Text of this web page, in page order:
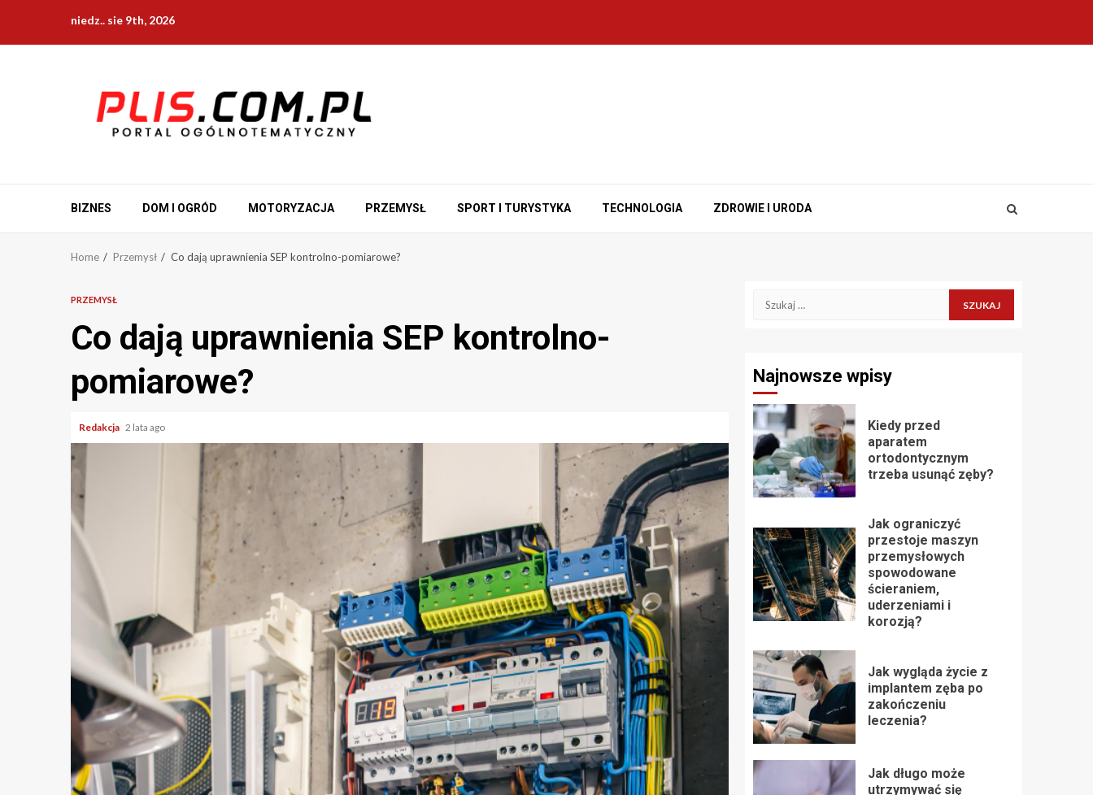
content
niedz.. sie 9th, 2026
BIZNES DOM I OGRÓD MOTORYZACJA PRZEMYSŁ SPORT I TURYSTYKA TECHNOLOGIA ZDROWIE I URODA
Home Przemysł Co dają uprawnienia SEP kontrolno-pomiarowe?
PRZEMYSŁ
Co dają uprawnienia SEP kontrolno-
pomiarowe?
Redakcja 2 lata ago
Szukaj:
Najnowsze wpisy
Kiedy przed
aparatem
ortodontycznym
trzeba usunąć zęby?
Jak ograniczyć
przestoje maszyn
przemysłowych
spowodowane
ścieraniem,
uderzeniami i
korozją?
Jak wygląda życie z
implantem zęba po
zakończeniu
leczenia?
Jak długo może
utrzymywać się